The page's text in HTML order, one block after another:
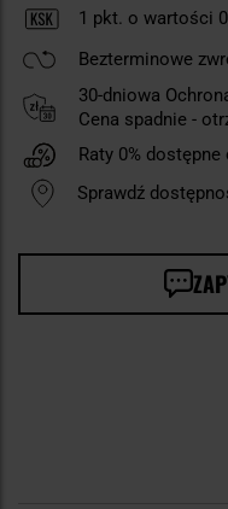
1 pkt. o wartości
Bezterminowe
30-dniowa
Cena spadnie -
Raty 0% dostępne
Sprawdź